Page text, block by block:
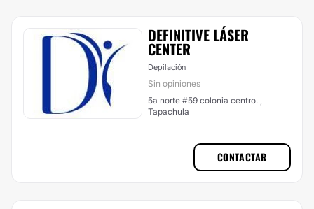
DEFINITIVE LÁSER
CENTER
Depilación
Sin opiniones
5a norte #59 colonia centro. ,
Tapachula
CONTACTAR